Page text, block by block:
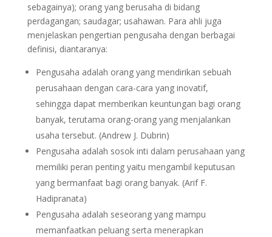
sebagainya); orang yang berusaha di bidang
perdagangan; saudagar; usahawan. Para ahli juga
menjelaskan pengertian pengusaha dengan berbagai
definisi, diantaranya:
Pengusaha adalah orang yang mendirikan sebuah
perusahaan dengan cara-cara yang inovatif,
sehingga dapat memberikan keuntungan bagi orang
banyak, terutama orang-orang yang menjalankan
usaha tersebut. (Andrew J. Dubrin)
Pengusaha adalah sosok inti dalam perusahaan yang
memiliki peran penting yaitu mengambil keputusan
yang bermanfaat bagi orang banyak. (Arif F.
Hadipranata)
Pengusaha adalah seseorang yang mampu
memanfaatkan peluang serta menerapkan